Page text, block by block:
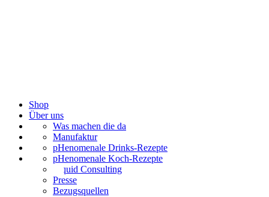
Shop
Über uns
Was machen die da
Manufaktur
Mixologie
Sirup mischen
Liquid Consulting
Presse
Bezugsquellen
Bar Catering
Blog
pHenomenale Drinks-Rezepte
pHenomenale Koch-Rezepte
Kontakt